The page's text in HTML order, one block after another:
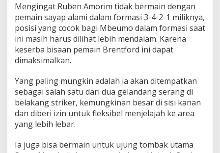
Mengingat Ruben Amorim tidak bermain dengan
pemain sayap alami dalam formasi 3-4-2-1 miliknya,
posisi yang cocok bagi Mbeumo dalam formasi saat
ini masih harus dilihat lebih mendalam. Karena
keserba bisaan pemain Brentford ini dapat
dimaksimalkan.
Yang paling mungkin adalah ia akan ditempatkan
sebagai salah satu dari dua gelandang serang di
belakang striker, kemungkinan besar di sisi kanan
dan diberi izin untuk fleksibel menjelajah ke area
yang lebih lebar.
Ia juga bisa bermain untuk ujung tombak utama